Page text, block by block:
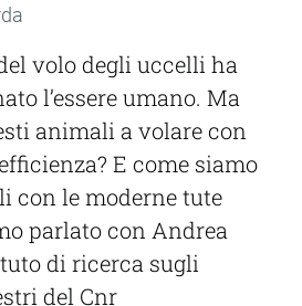
volo degli uccelli ha
l’essere umano. Ma
animali a volare con
E come siamo
con le moderne tute
parlato con Andrea
di ricerca sugli
del Cnr